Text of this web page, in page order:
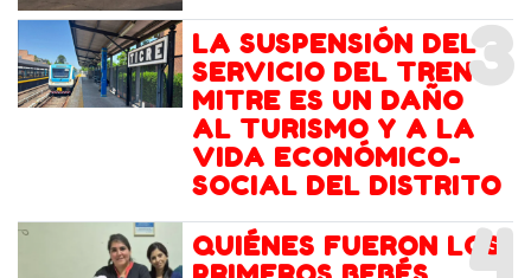
3
LA SUSPENSIÓN DEL
SERVICIO DEL TREN
MITRE ES UN DAÑO
AL TURISMO Y A LA
VIDA ECONÓMICO-
SOCIAL DEL DISTRITO
4
QUIÉNES FUERON LOS